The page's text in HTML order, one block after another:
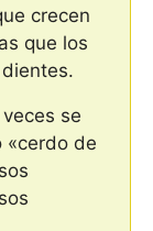
crecen
que los
se
«cerdo de